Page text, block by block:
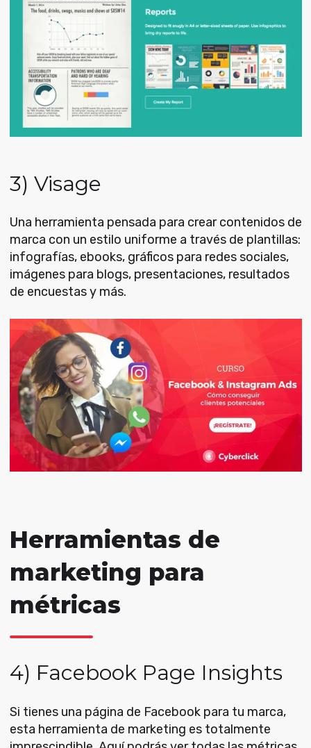
3) Visage
Una herramienta pensada para crear contenidos de
marca con un estilo uniforme a través de plantillas:
infografías, ebooks, gráficos para redes sociales,
imágenes para blogs, presentaciones, resultados
de encuestas y más.
Herramientas de
marketing para
métricas
4) Facebook Page Insights
Si tienes una página de Facebook para tu marca,
esta herramienta de marketing es totalmente